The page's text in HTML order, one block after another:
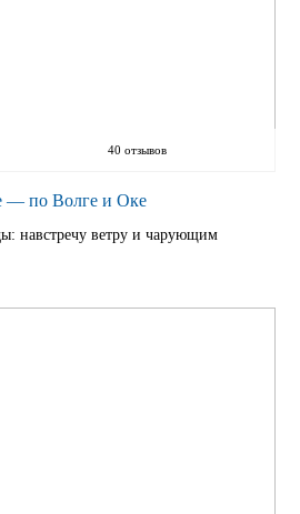
40 отзывов
— по Волге и Оке
навстречу ветру и чарующим